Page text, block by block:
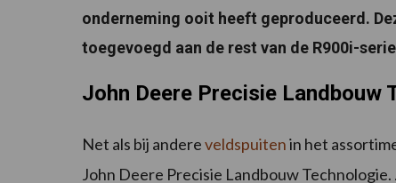
onderneming ooit heeft geproduceerd.
toegevoegd aan de rest van de R900i-
John Deere Precisie Landbouw
Net als bij andereveldspuitenin het
John Deere Precisie Landbouw